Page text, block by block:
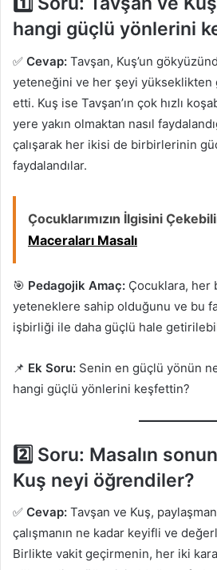
hangi güçlü yönlerini
✅ Cevap: Tavşan, Kuş’un
yeteneğini ve her şeyi
etti. Kuş ise Tavşan’ın çok hızlı
yere yakın olmaktan nasıl
çalışarak her ikisi de birbirlerinin
faydalandılar.
Çocuklarımızın İlgisini
Maceraları Masalı
🎯 Pedagojik Amaç: Çocuklara, her
yeteneklere sahip olduğunu ve bu
işbirliği ile daha güçlü hale
📌 Ek Soru: Senin en güçlü yönün
hangi güçlü yönlerini keşfettin?
2️⃣ Soru: Masalın
Kuş neyi öğrendiler?
✅ Cevap: Tavşan ve Kuş,
çalışmanın ne kadar keyifli ve
Birlikte vakit geçirmenin, her iki